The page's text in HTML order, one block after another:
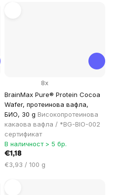
BrainMax Pure® Protein Cocoa
Wafer, протеинова вафла,
БИО, 30 g Високопротеинова
какаова вафла / *BG-BIO-002
сертификат
8x
В наличност > 5 бр.
€1,18
Цена
€3,93 / 100 g